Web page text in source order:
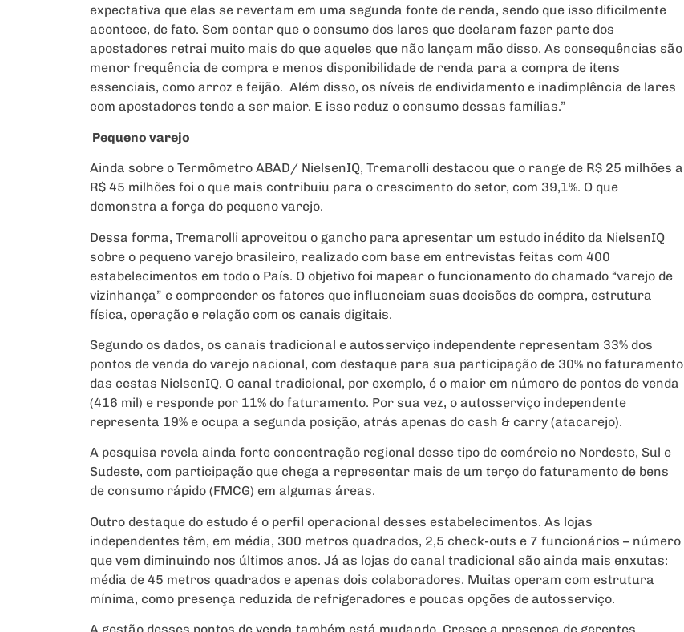
expectativa que elas se revertam em uma segunda fonte de renda, sendo que isso dificilmente
acontece, de fato. Sem contar que o consumo dos lares que declaram fazer parte dos
apostadores retrai muito mais do que aqueles que não lançam mão disso. As consequências são
menor frequência de compra e menos disponibilidade de renda para a compra de itens
essenciais, como arroz e feijão. Além disso, os níveis de endividamento e inadimplência de lares
com apostadores tende a ser maior. E isso reduz o consumo dessas famílias.”
Pequeno varejo
Ainda sobre o Termômetro ABAD/ NielsenIQ, Tremarolli destacou que o range de R$ 25 milhões a
R$ 45 milhões foi o que mais contribuiu para o crescimento do setor, com 39,1%. O que
demonstra a força do pequeno varejo.
Dessa forma, Tremarolli aproveitou o gancho para apresentar um estudo inédito da NielsenIQ
sobre o pequeno varejo brasileiro, realizado com base em entrevistas feitas com 400
estabelecimentos em todo o País. O objetivo foi mapear o funcionamento do chamado “varejo de
vizinhança” e compreender os fatores que influenciam suas decisões de compra, estrutura
física, operação e relação com os canais digitais.
Segundo os dados, os canais tradicional e autosserviço independente representam 33% dos
pontos de venda do varejo nacional, com destaque para sua participação de 30% no faturamento
das cestas NielsenIQ. O canal tradicional, por exemplo, é o maior em número de pontos de venda
(416 mil) e responde por 11% do faturamento. Por sua vez, o autosserviço independente
representa 19% e ocupa a segunda posição, atrás apenas do cash & carry (atacarejo).
A pesquisa revela ainda forte concentração regional desse tipo de comércio no Nordeste, Sul e
Sudeste, com participação que chega a representar mais de um terço do faturamento de bens
de consumo rápido (FMCG) em algumas áreas.
Outro destaque do estudo é o perfil operacional desses estabelecimentos. As lojas
independentes têm, em média, 300 metros quadrados, 2,5 check-outs e 7 funcionários – número
que vem diminuindo nos últimos anos. Já as lojas do canal tradicional são ainda mais enxutas:
média de 45 metros quadrados e apenas dois colaboradores. Muitas operam com estrutura
mínima, como presença reduzida de refrigeradores e poucas opções de autosserviço.